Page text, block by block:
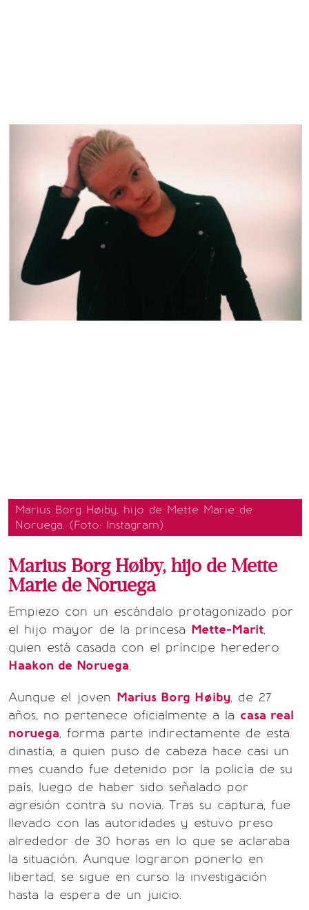
Marius Borg Høiby, hijo de Mette Marie de
Noruega. (Foto: Instagram)
Marius Borg Høiby, hijo de Mette
Marie de Noruega
Empiezo con un escándalo protagonizado por
el hijo mayor de la princesa Mette-Marit,
quien está casada con el príncipe heredero
Haakon de Noruega.
Aunque el joven Marius Borg Høiby, de 27
años, no pertenece oficialmente a la casa real
noruega, forma parte indirectamente de esta
dinastía, a quien puso de cabeza hace casi un
mes cuando fue detenido por la policía de su
país, luego de haber sido señalado por
agresión contra su novia. Tras su captura, fue
llevado con las autoridades y estuvo preso
alrededor de 30 horas en lo que se aclaraba
la situación. Aunque lograron ponerlo en
libertad, se sigue en curso la investigación
hasta la espera de un juicio.